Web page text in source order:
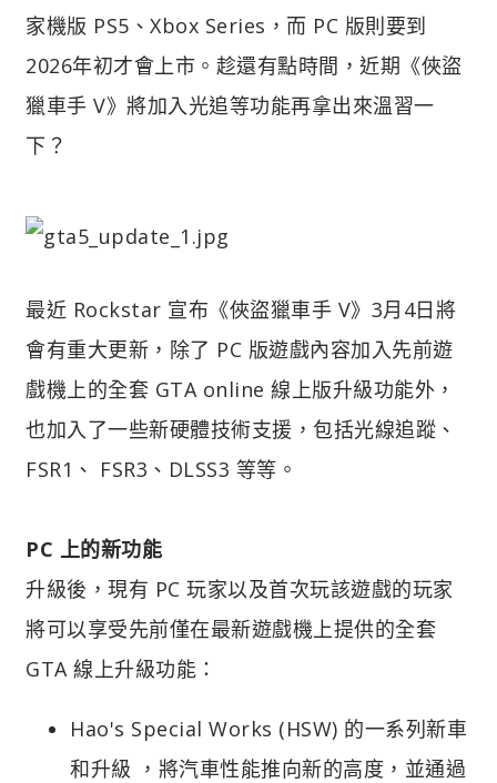
家機版 PS5、Xbox Series，而 PC 版則要到
2026年初才會上市。趁還有點時間，近期《俠盜
獵車手 V》將加入光追等功能再拿出來溫習一
下？
最近 Rockstar 宣布《俠盜獵車手 V》3月4日將
會有重大更新，除了 PC 版遊戲內容加入先前遊
戲機上的全套 GTA online 線上版升級功能外，
也加入了一些新硬體技術支援，包括光線追蹤、
FSR1、 FSR3、DLSS3 等等。
PC 上的新功能
升級後，現有 PC 玩家以及首次玩該遊戲的玩家
將可以享受先前僅在最新遊戲機上提供的全套
GTA 線上升級功能：
Hao's Special Works (HSW) 的一系列新車
和升級 ，將汽車性能推向新的高度，並通過